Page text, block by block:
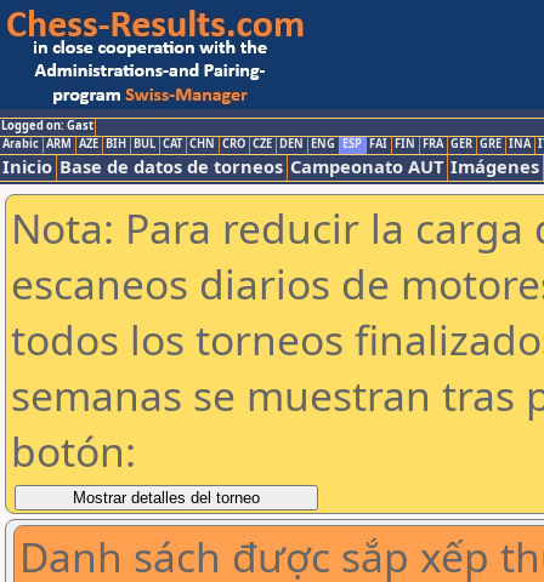
Logged on: Gast
Arabic ARM AZE BIH BUL CAT CHN CRO CZE DEN ENG ESP FAI FIN FRA GER GRE INA
Inicio Base de datos de torneos Campeonato AUT Imágenes
Nota: Para reducir la
escaneos diarios de
todos los torneos
semanas se muestran tras
botón:
Danh sách được sắp xếp